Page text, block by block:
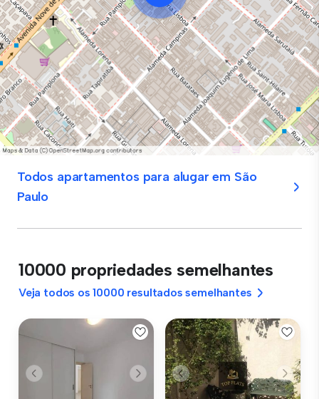
Todos apartamentos para alugar em São
Paulo
10000 propriedades semelhantes
Veja todos os 10000 resultados semelhantes